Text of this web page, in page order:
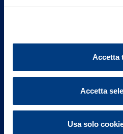
Accetta
Accetta
Usa solo
Vittoria Assicurazioni S.p.A.
Part. IVA 01329510158
FAQ